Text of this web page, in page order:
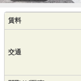
賃料
交通